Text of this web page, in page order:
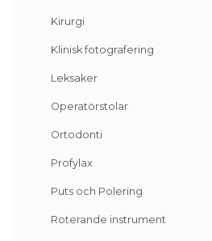
Kirurgi
Klinisk fotografering
Leksaker
Operatörstolar
Ortodonti
Profylax
Puts och Polering
Roterande instrument